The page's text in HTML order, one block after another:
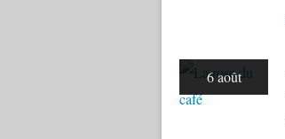
6 août